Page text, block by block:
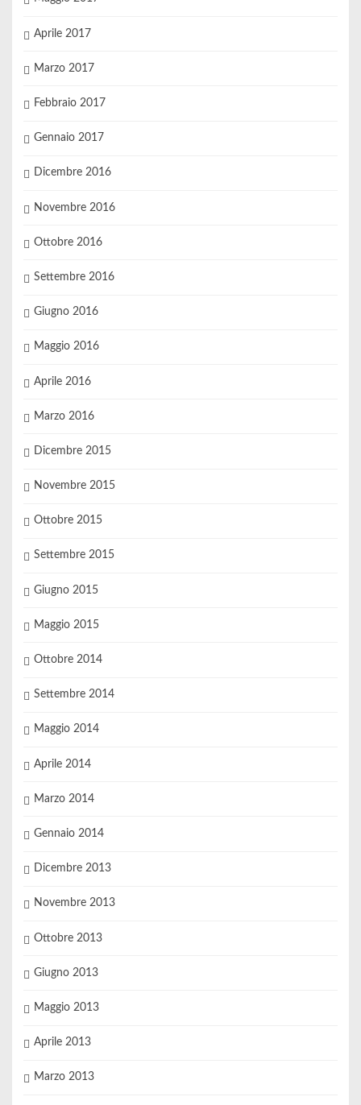
Aprile 2017
Marzo 2017
Febbraio 2017
Gennaio 2017
Dicembre 2016
Novembre 2016
Ottobre 2016
Settembre 2016
Giugno 2016
Maggio 2016
Aprile 2016
Marzo 2016
Dicembre 2015
Novembre 2015
Ottobre 2015
Settembre 2015
Giugno 2015
Maggio 2015
Ottobre 2014
Settembre 2014
Maggio 2014
Aprile 2014
Marzo 2014
Gennaio 2014
Dicembre 2013
Novembre 2013
Ottobre 2013
Giugno 2013
Maggio 2013
Aprile 2013
Marzo 2013